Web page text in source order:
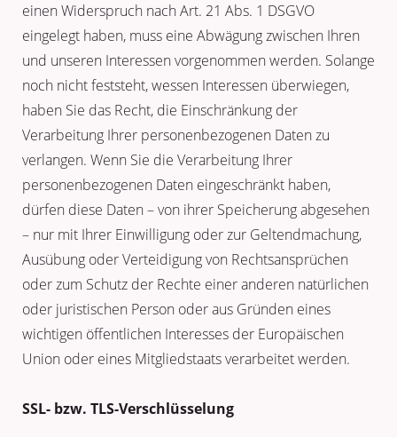
einen Widerspruch nach Art. 21 Abs. 1 DSGVO
eingelegt haben, muss eine Abwägung zwischen Ihren
und unseren Interessen vorgenommen werden. Solange
noch nicht feststeht, wessen Interessen überwiegen,
haben Sie das Recht, die Einschränkung der
Verarbeitung Ihrer personenbezogenen Daten zu
verlangen. Wenn Sie die Verarbeitung Ihrer
personenbezogenen Daten eingeschränkt haben,
dürfen diese Daten – von ihrer Speicherung abgesehen
– nur mit Ihrer Einwilligung oder zur Geltendmachung,
Ausübung oder Verteidigung von Rechtsansprüchen
oder zum Schutz der Rechte einer anderen natürlichen
oder juristischen Person oder aus Gründen eines
wichtigen öffentlichen Interesses der Europäischen
Union oder eines Mitgliedstaats verarbeitet werden.
SSL- bzw. TLS-Verschlüsselung